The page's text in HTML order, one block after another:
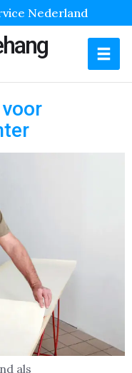
Nederland
als